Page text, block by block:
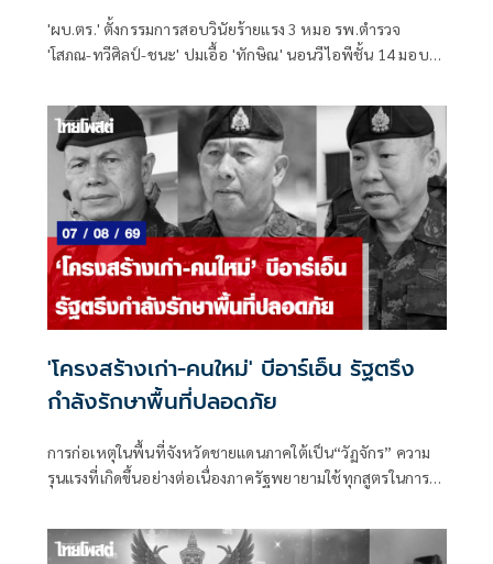
'ผบ.ตร.' ตั้งกรรมการสอบวินัยร้ายแรง 3 หมอ รพ.ตำรวจ
'โสภณ-ทวีศิลป์-ชนะ' ปมเอื้อ 'ทักษิณ' นอนวีไอพีชั้น 14 มอบ
'โครงสร้างเก่า-คนใหม่' บีอาร์เอ็น รัฐตรึง
กำลังรักษาพื้นที่ปลอดภัย
การก่อเหตุในพื้นที่จังหวัดชายแดนภาคใต้เป็น“วัฏจักร” ความ
รุนแรงที่เกิดขึ้นอย่างต่อเนื่องภาครัฐพยายามใช้ทุกสูตรในการ
สมบูรณ์